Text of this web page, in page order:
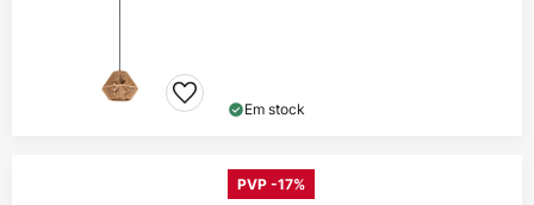
Em stock
PVP -17%